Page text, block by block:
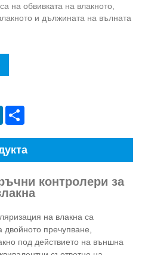
на обвивката на влакното,
и дължината на вълната
LinkedIn
контролери за
на влакна са
пречупване,
под действието на външна